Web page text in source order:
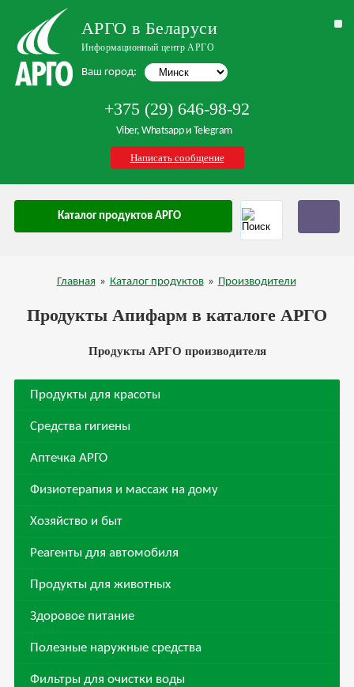
АРГО в Беларуси
Информационный центр АРГО
Ваш город:
+375 (29) 646-98-92
Viber, Whatsapp и Telegram
Написать сообщение
Каталог продуктов АРГО
Главная » Каталог продуктов » Производители
Продукты Апифарм в каталоге АРГО
Продукты АРГО производителя
Продукты для красоты
Средства гигиены
Аптечка АРГО
Физиотерапия и массаж на дому
Хозяйство и быт
Реагенты для автомобиля
Продукты для животных
Здоровое питание
Полезные наружные средства
Фильтры для очистки воды